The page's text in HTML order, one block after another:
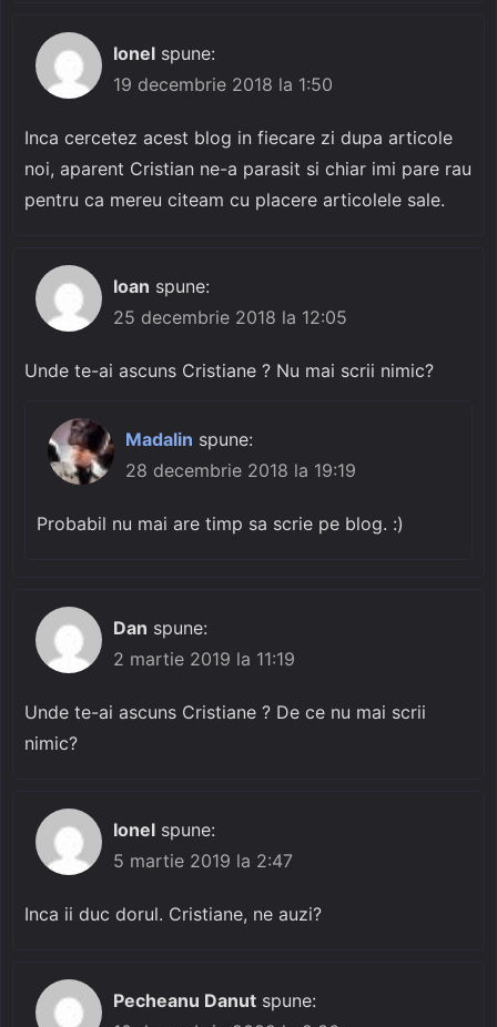
Ionel spune:
19 decembrie 2018 la 1:50
Inca cercetez acest blog in fiecare zi dupa articole
noi, aparent Cristian ne-a parasit si chiar imi pare rau
pentru ca mereu citeam cu placere articolele sale.
Ioan spune:
25 decembrie 2018 la 12:05
Unde te-ai ascuns Cristiane ? Nu mai scrii nimic?
Madalin spune:
28 decembrie 2018 la 19:19
Probabil nu mai are timp sa scrie pe blog. :)
Dan spune:
2 martie 2019 la 11:19
Unde te-ai ascuns Cristiane ? De ce nu mai scrii
nimic?
Ionel spune:
5 martie 2019 la 2:47
Inca ii duc dorul. Cristiane, ne auzi?
Pecheanu Danut spune: